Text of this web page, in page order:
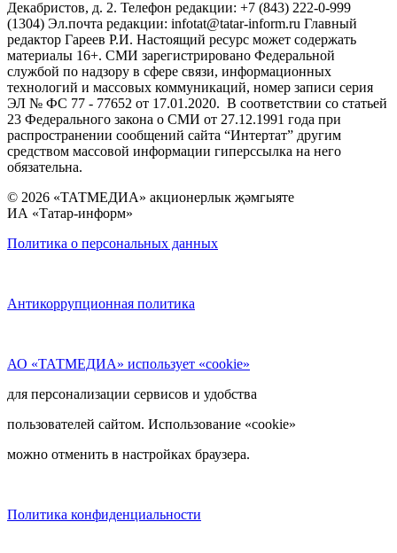
Декабристов, д. 2. Телефон редакции: +7 (843) 222-0-999
(1304) Эл.почта редакции: infotat@tatar-inform.ru Главный
редактор Гареев Р.И. Настоящий ресурс может содержать
материалы 16+. СМИ зарегистрировано Федеральной
службой по надзору в сфере связи, информационных
технологий и массовых коммуникаций, номер записи серия
ЭЛ № ФС 77 - 77652 от 17.01.2020. В соответствии со статьей
23 Федерального закона о СМИ от 27.12.1991 года при
распространении сообщений сайта “Интертат” другим
средством массовой информации гиперссылка на него
обязательна.
© 2026 «ТАТМЕДИА» акционерлык җәмгыяте
ИА «Татар-информ»
Политика о персональных данных
Антикоррупционная политика
АО «ТАТМЕДИА» использует «cookie»
для персонализации сервисов и удобства
пользователей сайтом. Использование «cookie»
можно отменить в настройках браузера.
Политика конфиденциальности